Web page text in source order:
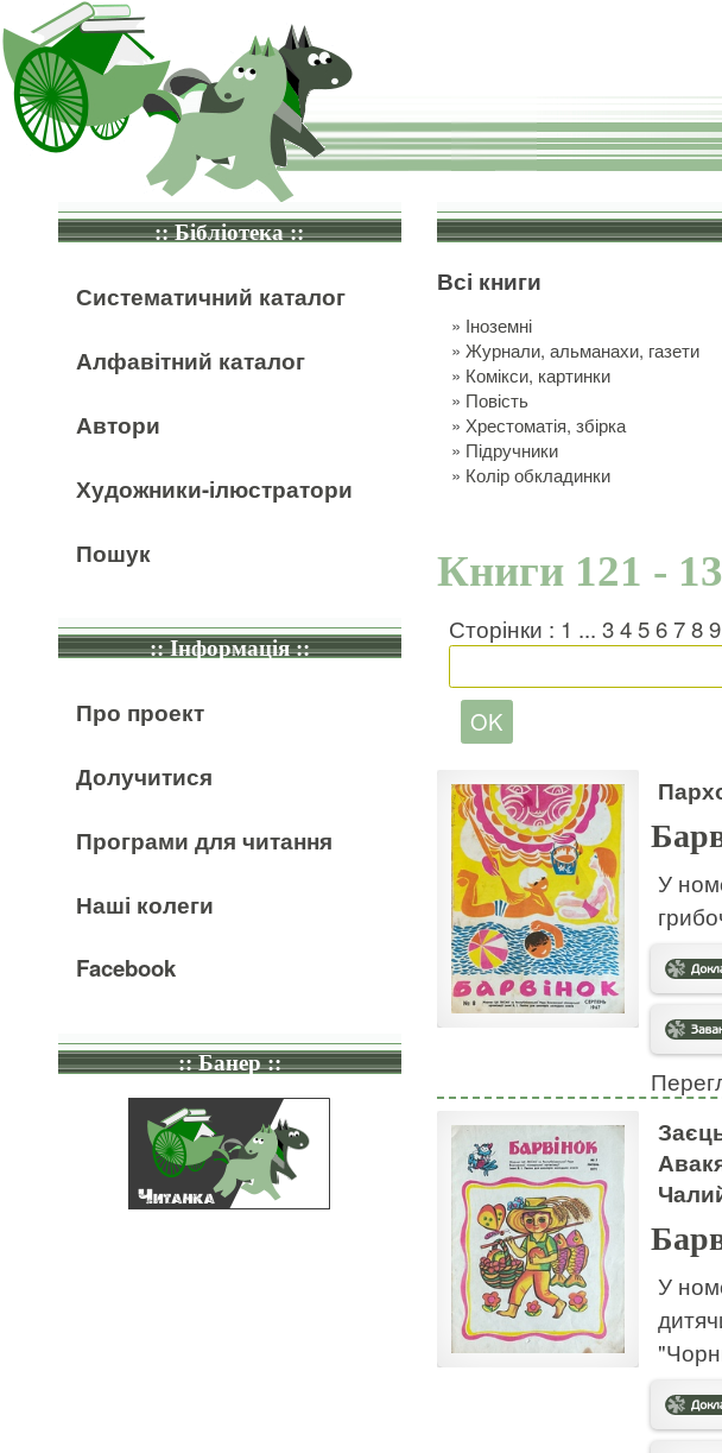
:: Бібліотека ::
Систематичний каталог
Алфавітний каталог
Автори
Художники-ілюстратори
Пошук
:: Інформація ::
Про проект
Долучитися
Програми для читання
Наші колеги
Facebook
:: Банер ::
Всі книги
» Іноземні
»Журнали, альманахи, газети
» Комікси, картинки
» Повість
»Хрестоматія, збірка
» Підручники
» Колір обкладинки
Книги 121 -
Сторінки : 1 ... 3 4 5 6 7 8 9
У
У